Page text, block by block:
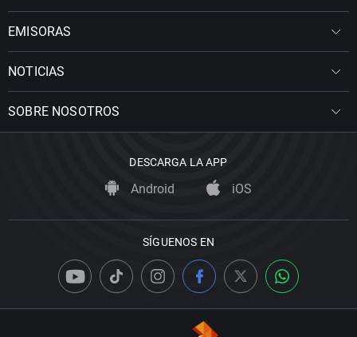
EMISORAS
NOTICIAS
SOBRE NOSOTROS
DESCARGA LA APP
Android iOS
SÍGUENOS EN